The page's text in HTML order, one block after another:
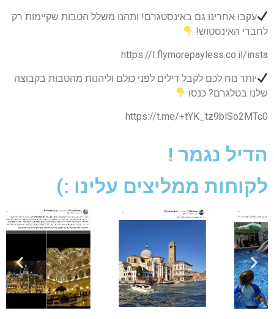
עקבו אחרינו גם באינסטגרם! ותהנו משלל הטבות שקיימות רק
לחברי האינסטוש!
https://I.flymorepayless.co.il/insta
יותר נוח לכם לקבל דילים לפני כולם וליהנות מהטבות בקבוצה
שלנו בטלגרם? כנסו
https://t.me/+tYK_tz9blSo2MTc0
הדיל נגמר !
לקוחות ממליצים עלינו :)